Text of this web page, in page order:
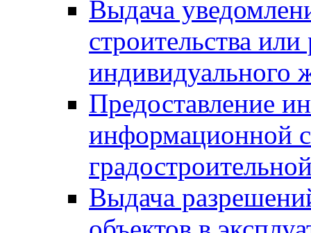
Выдача
строительства
индивидуального
Предоставление
информационной
Выдача